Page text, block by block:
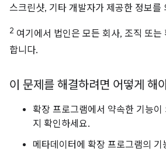
스크린샷, 기타 개발자가 제공한 정보를
2 여기에서 법인은 모든 회사, 조직 또는
합니다.
이 문제를 해결하려면 어떻게 해
확장 프로그램에서 약속한 기능
지 확인하세요.
메타데이터에 확장 프로그램의 기